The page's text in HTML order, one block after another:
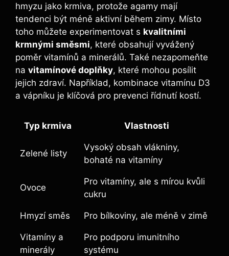
hmyzu jako krmiva, protože agamy mají
tendenci být méně aktivní během zimy. Místo
toho můžete experimentovat s kvalitními
krmnými směsmi, které obsahují vyvážený
poměr vitamínů a minerálů. Také nezapomeňte
na vitamínové doplňky, které mohou posílit
jejich zdraví. Například, kombinace vitamínu D3
a vápníku je klíčová pro prevenci řídnutí kostí.
Typ krmiva Vlastnosti
Zelené listy
Vysoký obsah vlákniny,
bohaté na vitamíny
Ovoce
Pro vitamíny, ale s mírou kvůli
cukru
Hmyzí směs Pro bílkoviny, ale méně v zimě
Vitamíny a
minerály
Pro podporu imunitního
systému